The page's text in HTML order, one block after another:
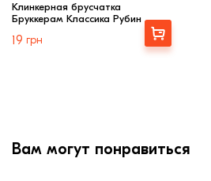
Клинкерная брусчатка
Бруккерам Классика Рубин
19 грн
Выбрать
Вам могут понравиться